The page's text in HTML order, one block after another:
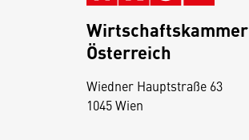
Wirtschaftskammer
Österreich
Wiedner Hauptstraße 63
1045 Wien